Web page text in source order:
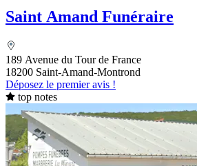
Saint Amand Funéraire
189 Avenue du Tour de France
18200 Saint-Amand-Montrond
Déposez le premier avis !
top notes